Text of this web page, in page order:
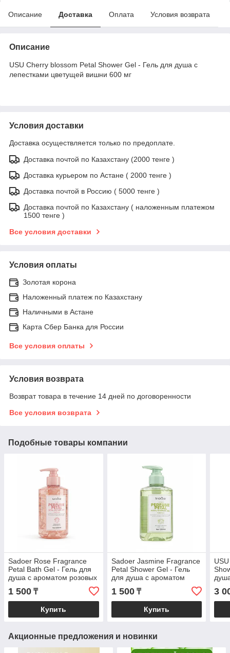
Описание Доставка Оплата Условия возврата
Описание
USU Cherry blossom Petal Shower Gel - Гель для душа с
лепестками цветущей вишни 600 мг
Условия доставки
Доставка осуществляется только по предоплате.
Доставка почтой по Казахстану (2000 тенге )
Доставка курьером по Астане ( 2000 тенге )
Доставка почтой в Россию ( 5000 тенге )
Доставка почтой по Казахстану ( наложенным платежом
1500 тенге )
Все условия доставки
Условия оплаты
Золотая корона
Наложенный платеж по Казахстану
Наличными в Астане
Карта Сбер Банка для России
Все условия оплаты
Условия возврата
Возврат товара в течение 14 дней по договоренности
Все условия возврата
Подобные товары компании
Sadoer Rose Fragrance
Petal Bath Gel - Гель для
душа с ароматом розовых
лепестков ( туман с розой)
300 мл
1 500 ₸
Купить
Sadoer Jasmine Fragrance
Petal Shower Gel - Гель
для душа с ароматом
лепестков жасмина 300
мл
1 500₸
Купить
3
Акционные предложения и новинки